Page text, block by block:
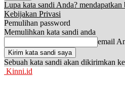
Lupa kata sandi Anda? mendapatkan
Kebijakan Privasi
Pemulihan password
Memulihkan kata sandi anda
email
Sebuah kata sandi akan dikirimkan
Kinni.id